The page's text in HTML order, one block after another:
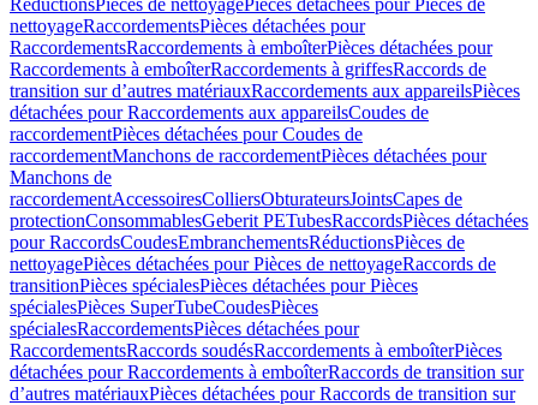
RéductionsPièces de nettoyagePièces détachées pour Pièces de
nettoyageRaccordementsPièces détachées pour
RaccordementsRaccordements à emboîterPièces détachées pour
Raccordements à emboîterRaccordements à griffesRaccords de
transition sur d’autres matériauxRaccordements aux appareilsPièces
détachées pour Raccordements aux appareilsCoudes de
raccordementPièces détachées pour Coudes de
raccordementManchons de raccordementPièces détachées pour
Manchons de
raccordementAccessoiresColliersObturateursJointsCapes de
protectionConsommablesGeberit PETubesRaccordsPièces détachées
pour RaccordsCoudesEmbranchementsRéductionsPièces de
nettoyagePièces détachées pour Pièces de nettoyageRaccords de
transitionPièces spécialesPièces détachées pour Pièces
spécialesPièces SuperTubeCoudesPièces
spécialesRaccordementsPièces détachées pour
RaccordementsRaccords soudésRaccordements à emboîterPièces
détachées pour Raccordements à emboîterRaccords de transition sur
d’autres matériauxPièces détachées pour Raccords de transition sur